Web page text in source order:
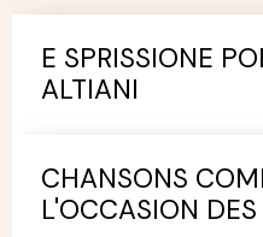
E SPRISSIONE
ALTIANI
CHANSONS
L'OCCASION